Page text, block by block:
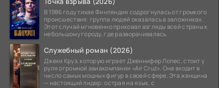
В 1986 году тихая Финляндия содрогнулась от громкого
происшествия: группа людей оказалась в заложниках.
Этот случай мгновенно приковал взгляды всей страны к
небольшому городу, где разворачивалась
Служебный роман (2026)
Джеки Круз, которую играет Дженнифер Лопес, стоит у
руля огромной авиакомпании «Air Cruz». Она входит в
число самых мощных фигур в своей сфере. Эта женщина
— настоящий лидер: острая на язык, с